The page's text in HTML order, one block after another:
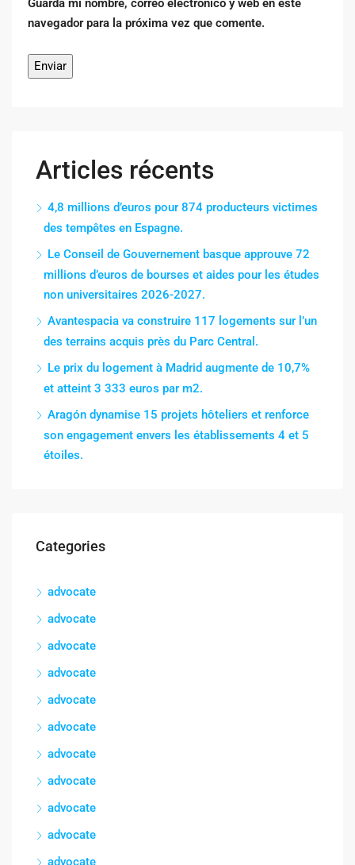
Guarda mi nombre, correo electrónico y web en este
navegador para la próxima vez que comente.
Articles récents
4,8 millions d’euros pour 874 producteurs victimes
des tempêtes en Espagne.
Le Conseil de Gouvernement basque approuve 72
millions d’euros de bourses et aides pour les études
non universitaires 2026-2027.
Avantespacia va construire 117 logements sur l’un
des terrains acquis près du Parc Central.
Le prix du logement à Madrid augmente de 10,7%
et atteint 3 333 euros par m2.
Aragón dynamise 15 projets hôteliers et renforce
son engagement envers les établissements 4 et 5
étoiles.
Categories
advocate
advocate
advocate
advocate
advocate
advocate
advocate
advocate
advocate
advocate
advocate